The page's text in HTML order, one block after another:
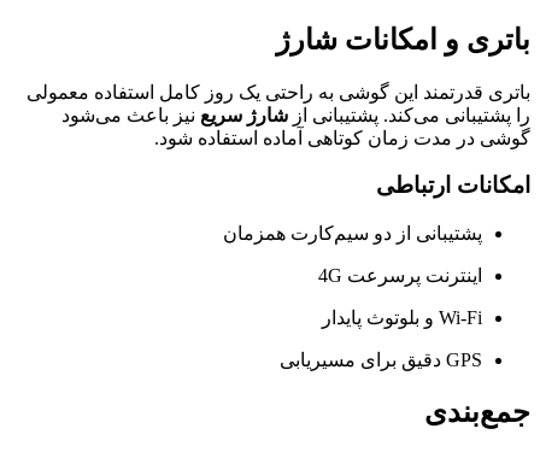
باتری و امکانات شارژ
باتری قدرتمند این گوشی به راحتی یک روز کامل استفاده معمولی
را پشتیبانی می‌کند. پشتیبانی از شارژ سریع نیز باعث می‌شود
گوشی در مدت زمان کوتاهی آماده استفاده شود.
امکانات ارتباطی
پشتیبانی از دو سیم‌کارت همزمان
اینترنت پرسرعت 4G
Wi-Fi و بلوتوث پایدار
GPS دقیق برای مسیریابی
جمع‌بندی